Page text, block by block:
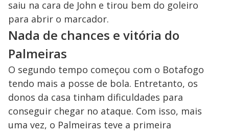
saiu na cara de John e tirou bem do goleiro
para abrir o marcador.
Nada de chances e vitória do
Palmeiras
O segundo tempo começou com o Botafogo
tendo mais a posse de bola. Entretanto, os
donos da casa tinham dificuldades para
conseguir chegar no ataque. Com isso, mais
uma vez, o Palmeiras teve a primeira